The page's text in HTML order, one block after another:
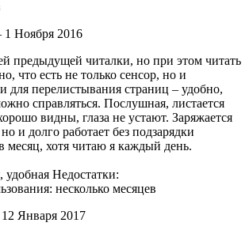
Ноября 2016
предыдущей читалки, но при этом читать
что есть не только сенсор, но и
перелистывания страниц – удобно,
справляться. Послушная, листается
видны, глаза не устают. Заряжается
и долго работает без подзарядки
месяц, хотя читаю я каждый день.
удобная Недостатки:
несколько месяцев
Января 2017